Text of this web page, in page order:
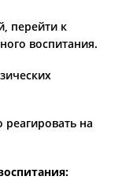
перейти к
воспитания.
на